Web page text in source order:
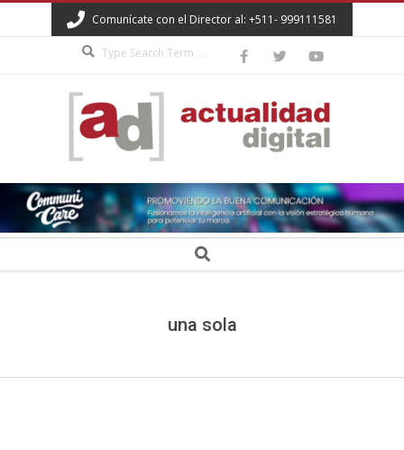
to
Comunícate con el Director al: +511- 999111581
ACTUALIDAD
DIGITAL Search
una sola